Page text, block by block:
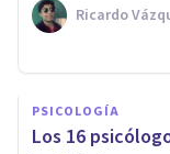
Ricardo
PSICOLOGÍA
Los 16
Los